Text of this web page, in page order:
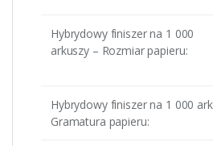
Hybrydowy finiszer na 1 000
arkuszy – Rozmiar papieru:
Hybrydowy finiszer na 1 000
Gramatura papieru: